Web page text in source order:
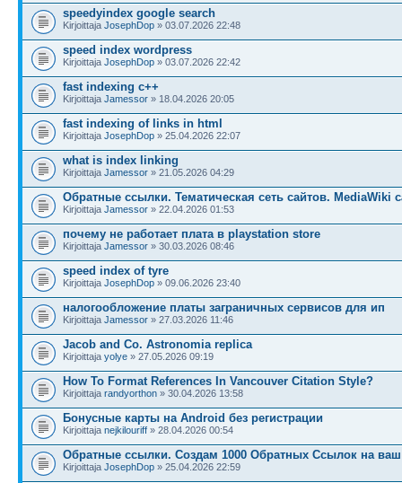
speedyindex google search
Kirjoittaja JosephDop » 03.07.2026 22:48
speed index wordpress
Kirjoittaja JosephDop » 03.07.2026 22:42
fast indexing c++
Kirjoittaja Jamessor » 18.04.2026 20:05
fast indexing of links in html
Kirjoittaja JosephDop » 25.04.2026 22:07
what is index linking
Kirjoittaja Jamessor » 21.05.2026 04:29
Обратные ссылки. Тематическая сеть сайтов. MediaWiki
Kirjoittaja Jamessor » 22.04.2026 01:53
почему не работает плата в playstation store
Kirjoittaja Jamessor » 30.03.2026 08:46
speed index of tyre
Kirjoittaja JosephDop » 09.06.2026 23:40
налогообложение платы заграничных сервисов для ип
Kirjoittaja Jamessor » 27.03.2026 11:46
Jacob and Co. Astronomia replica
Kirjoittaja yolye » 27.05.2026 09:19
How To Format References In Vancouver Citation Style?
Kirjoittaja randyorthon » 30.04.2026 13:58
Бонусные карты на Android без регистрации
Kirjoittaja nejkilouriff » 28.04.2026 00:54
Обратные ссылки. Создам 1000 Обратных Ссылок на ваш
Kirjoittaja JosephDop » 25.04.2026 22:59